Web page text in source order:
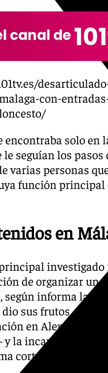
malaga-con-
encontraba solo
le seguían los
varias personas
función
en
principal
de organizar
según informa la
dio sus frutos,
en Alemania
y la incautación de
corta con